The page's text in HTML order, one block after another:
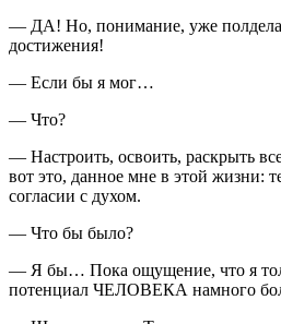
— ДА! Но, понимание, уже
достижения!
— Если бы я мог…
— Что?
— Настроить, освоить, раскрыть
вот это, данное мне в этой жизни:
согласии с духом.
— Что бы было?
— Я бы… Пока ощущение, что я
потенциал ЧЕЛОВЕКА намного